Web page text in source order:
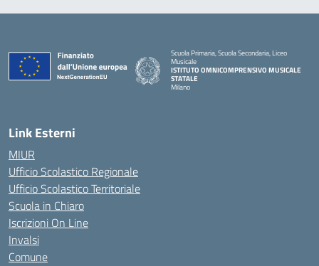
Scuola Primaria, Scuola Secondaria, Liceo
Musicale
ISTITUTO OMNICOMPRENSIVO MUSICALE
STATALE
Milano
Link Esterni
MIUR
Ufficio Scolastico Regionale
Ufficio Scolastico Territoriale
Scuola in Chiaro
Iscrizioni On Line
Invalsi
Comune